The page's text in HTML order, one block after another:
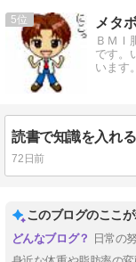
5
ＢＭＩ
です。
います。
72日前
このブログのここ
日常の